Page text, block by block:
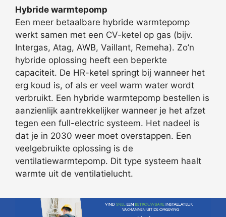
Hybride warmtepomp
Een meer betaalbare hybride warmtepomp
werkt samen met een CV-ketel op gas (bijv.
Intergas, Atag, AWB, Vaillant, Remeha). Zo’n
hybride oplossing heeft een beperkte
capaciteit. De HR-ketel springt bij wanneer het
erg koud is, of als er veel warm water wordt
verbruikt. Een hybride warmtepomp bestellen is
aanzienlijk aantrekkelijker wanneer je het afzet
tegen een full-electric systeem. Het nadeel is
dat je in 2030 weer moet overstappen. Een
veelgebruikte oplossing is de
ventilatiewarmtepomp. Dit type systeem haalt
warmte uit de ventilatielucht.